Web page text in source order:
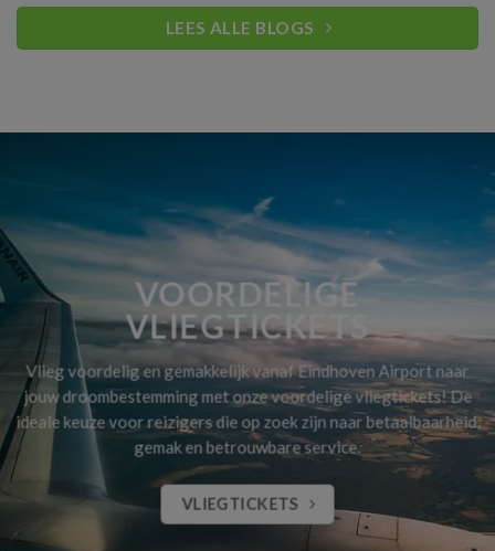
LEES ALLE BLOGS
VOORDELIGE
VLIEGTICKETS
Vlieg voordelig en gemakkelijk vanaf Eindhoven Airport naar
jouw droombestemming met onze voordelige vliegtickets! De
ideale keuze voor reizigers die op zoek zijn naar betaalbaarheid,
gemak en betrouwbare service.
VLIEGTICKETS